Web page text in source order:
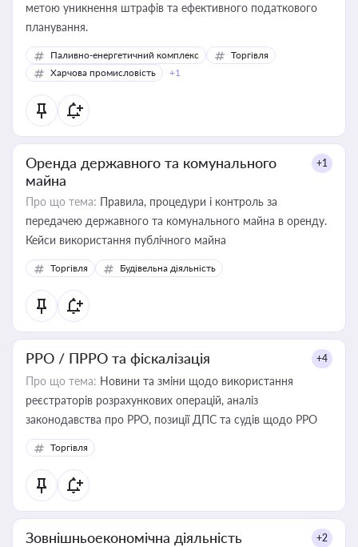
метою уникнення штрафів та ефективного податкового
планування.
Паливно-енергетичний комплекс
Торгівля
Харчова промисловість
+1
Оренда державного та комунального
майна
+1
Про що тема: Правила, процедури і контроль за
передачею державного та комунального майна в оренду.
Кейси використання публічного майна
Торгівля Будівельна діяльність
РРО / ПРРО та фіскалізація +4
Про що тема: Новини та зміни щодо використання
реєстраторів розрахункових операцій, аналіз
законодавства про РРО, позиції ДПС та судів щодо РРО
Торгівля
Зовнішньоекономічна діяльність +2